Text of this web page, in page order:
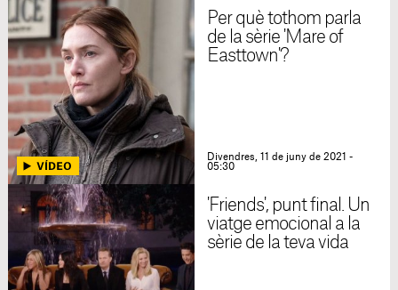
Per què tothom parla
de la sèrie 'Mare of
Easttown'?
Divendres, 11 de juny de 2021 -
05:30
'Friends', punt final. Un
viatge emocional a la
sèrie de la teva vida